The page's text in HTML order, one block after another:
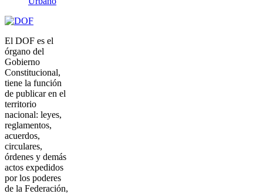
El DOF es el
órgano del
Gobierno
Constitucional,
tiene la función
de publicar en el
territorio
nacional: leyes,
reglamentos,
acuerdos,
circulares,
órdenes y demás
actos expedidos
por los poderes
de la Federación,